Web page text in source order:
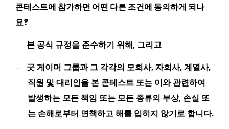
콘테스트에 참가하면 어떤 다른 조건에 동의하게 되나
요?
– 본 공식 규정을 준수하기 위해, 그리고
–
굿 게이머 그룹과 그 각각의 모회사, 자회사, 계열사,
직원 및 대리인을 본 콘테스트 또는 이와 관련하여
발생하는 모든 책임 또는 모든 종류의 부상, 손실 또
는 손해로부터 면책하고 해를 입히지 않기로 합니다.